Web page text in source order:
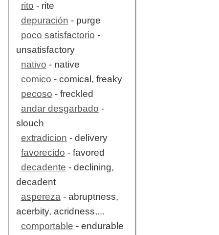
rito - rite
depuración - purge
poco satisfactorio -
unsatisfactory
nativo - native
comico - comical, freaky
pecoso - freckled
andar desgarbado -
slouch
extradicion - delivery
favorecido - favored
decadente - declining,
decadent
aspereza - abruptness,
acerbity, acridness,...
comportable - endurable